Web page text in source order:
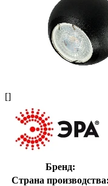
[]
Бренд:
Страна производства: